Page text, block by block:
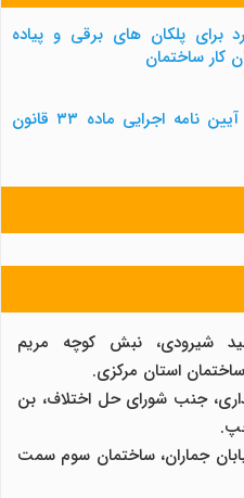
برای پلکان های برقی و پیاده
کار ساختمان
اعلام نظر پیرامون پیش نویس آیین نامه اجرایی ماده ۳۳ قانون
خیابان شهید شیرودی، نبش کوچه مریم
استان مرکزی.
فرمانداری، جنب شورای حل اختلاف، بن
جماران، ساختمان سوم سمت